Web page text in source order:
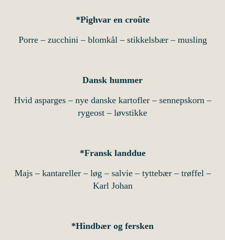
*Pighvar en croûte
Porre – zucchini – blomkål – stikkelsbær – musling
Dansk hummer
Hvid asparges – nye danske kartofler – sennepskorn –
rygeost – løvstikke
*Fransk landdue
Majs – kantareller – løg – salvie – tyttebær – trøffel –
Karl Johan
*Hindbær og fersken